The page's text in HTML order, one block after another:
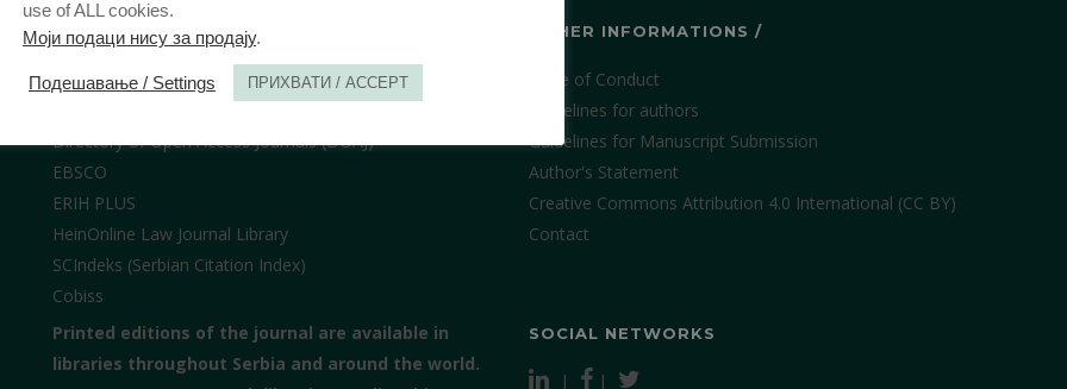
LIBRARIES /
WoS ESCI (Emerging Sources Citation Index)
Directory of Open Access Journals (DOAJ)
EBSCO
ERIH PLUS
HeinOnline Law Journal Library
SCIndeks (Serbian Citation Index)
Cobiss
Printed editions of the journal are available in
libraries throughout Serbia and around the world.
OTHER INFORMATIONS /
Code of Conduct
Guidelines for authors
Guidelines for Manuscript Submission
Author's Statement
Creative Commons Attribution 4.0 International (CC BY)
Contact
SOCIAL NETWORKS
| |
use of ALL cookies.
Моји подаци нису за продају.
Подешавање / Settings ПРИХВАТИ / ACCEPT